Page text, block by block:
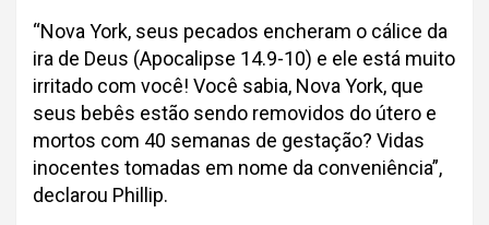
“Nova York, seus pecados encheram o cálice da
ira de Deus (Apocalipse 14.9-10) e ele está muito
irritado com você! Você sabia, Nova York, que
seus bebês estão sendo removidos do útero e
mortos com 40 semanas de gestação? Vidas
inocentes tomadas em nome da conveniência”,
declarou Phillip.